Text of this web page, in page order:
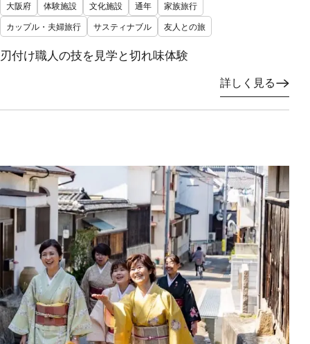
大阪府 体験施設 文化施設 通年
家族旅行
カップル・夫婦旅行
サスティナブル 友人との旅
刃付け職人の技を見学と切れ味体験
詳しく見る